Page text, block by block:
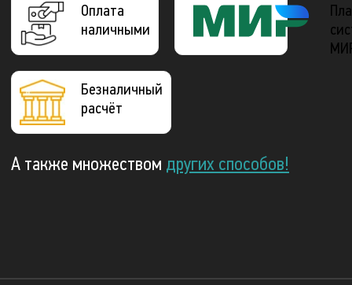
Оплата
наличными
Безналичный
расчёт
А также множеством других способов!